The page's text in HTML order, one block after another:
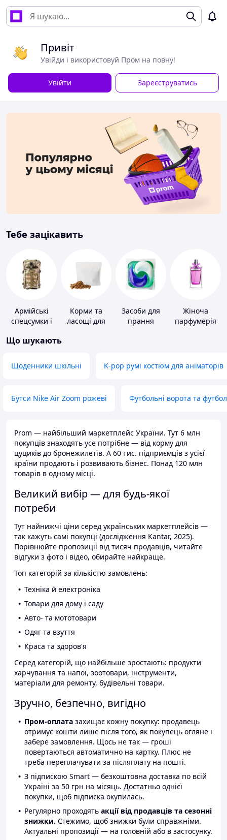
Привіт
Увійди і використовуй Пром на повну!
Увійти Зареєструватись
Тебе зацікавить
Армійські
спецсумки і
Корми та
ласощі для
Засоби для
прання
Жіноча
парфумерія
Що шукають
Щоденники шкільні K-pop румі костюм для аніматорів
Бутси Nike Air Zoom рожеві Футбольні ворота та
Prom — найбільший маркетплейс України. Тут 6 млн
покупців знаходять усе потрібне — від корму для
цуциків до бронежилетів. А 60 тис. підприємців з усієї
країни продають і розвивають бізнес. Понад 120 млн
товарів в одному місці.
Великий вибір — для будь-якої
потреби
Тут найнижчі ціни серед українських маркетплейсів —
так кажуть самі покупці (дослідження Kantar, 2025).
Порівнюйте пропозиції від тисяч продавців, читайте
відгуки з фото і відео, обирайте найкраще.
Топ категорій за кількістю замовлень:
Техніка й електроніка
Товари для дому і саду
Авто- та мототовари
Одяг та взуття
Краса та здоров'я
Серед категорій, що найбільше зростають: продукти
харчування та напої, зоотовари, інструменти,
матеріали для ремонту, будівельні товари.
Зручно, безпечно, вигідно
Пром-оплата захищає кожну покупку: продавець
отримує кошти лише після того, як покупець огляне і
забере замовлення. Щось не так — гроші
повертаються автоматично на картку. Плюс не
треба переплачувати за післяплату на пошті.
З підпискою Smart — безкоштовна доставка по всій
Україні за 50 грн на місяць. Достатньо однієї
покупки, щоб підписка окупилась.
Регулярно проходять акції від продавців та сезонні
знижки. Стежимо, щоб знижки були справжніми.
Актуальні пропозиції — на головній або в застосунку.